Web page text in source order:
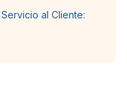
al Cliente: